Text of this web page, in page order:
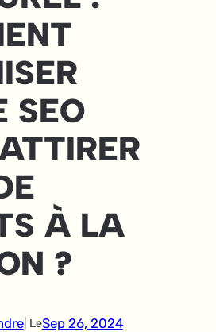
SEO
À LA
?
| LeSep 26, 2024